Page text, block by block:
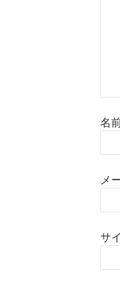
名
メ
サ